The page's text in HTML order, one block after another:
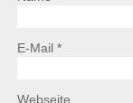
E-Mail *
Webseite